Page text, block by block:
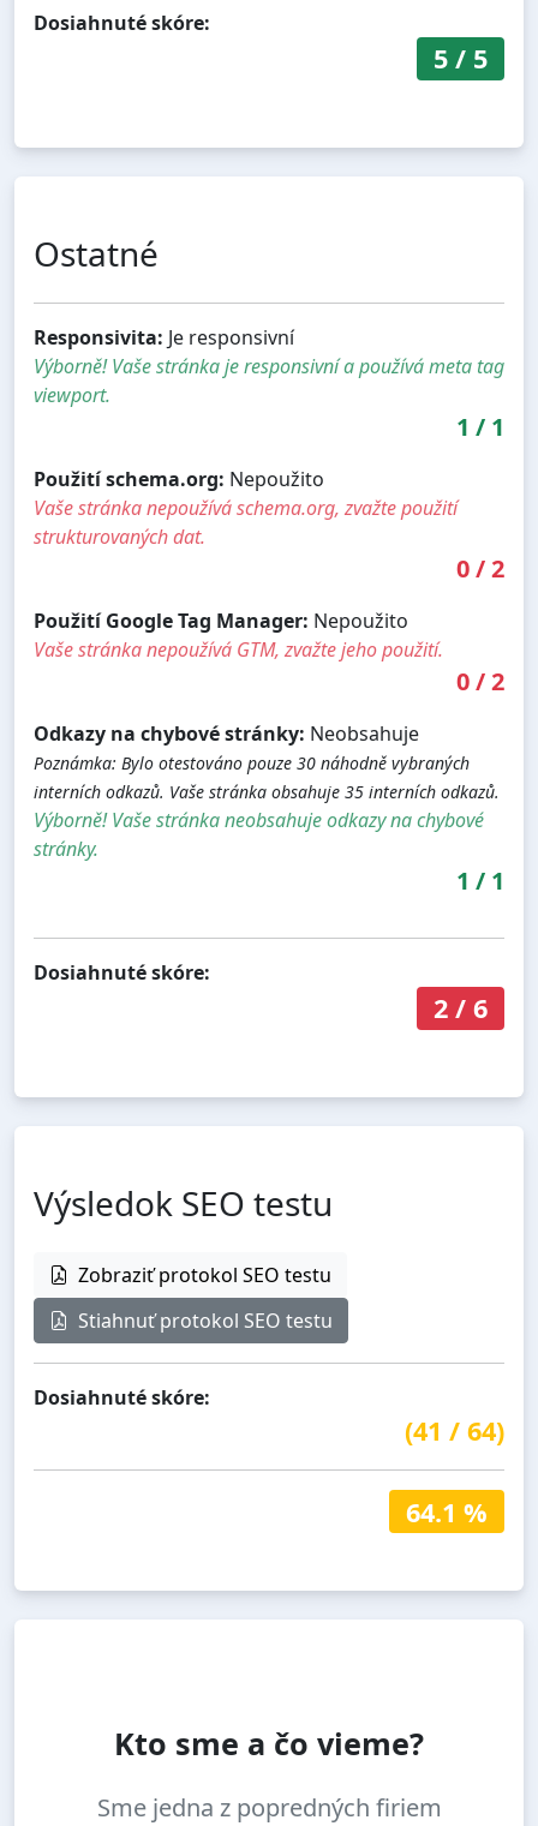
Dosiahnuté skóre:
5/ 5
Ostatné
Responsivita: Je responsivní
Výborně! Vaše stránka je responsivní a používá meta tag
viewport.
1 / 1
Použití schema.org: Nepoužito
Vaše stránka nepoužívá schema.org, zvažte použití
strukturovaných dat.
0/2
Použití Google Tag Manager: Nepoužito
Vaše stránka nepoužívá GTM, zvažte jeho použití.
0/2
Odkazy na chybové stránky: Neobsahuje
Poznámka: Bylo otestováno pouze 30 náhodně vybraných
interních odkazů. Vaše stránka obsahuje 35 interních odkazů.
Výborně! Vaše stránka neobsahuje odkazy na chybové
stránky.
1 / 1
Dosiahnuté skóre:
2/ 6
Výsledok SEO testu
Zobraziť protokol SEO testu
Stiahnuť protokol SEO testu
Dosiahnuté skóre:
(41 / 64)
64.1 %
Kto sme a čo vieme?
Sme jedna z popredných firiem